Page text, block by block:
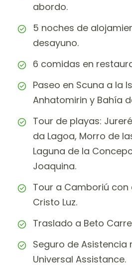
abordo.
5 noches de
desayuno.
6 comidas en
Paseo en Scuna a la
Anhatomirin y Bahía
Tour de playas:
da Lagoa, Morro de
Laguna de la
Joaquina.
Tour a Camboriú con
Cristo Luz.
Traslado a Beto
Seguro de Asistencia
Universal Assistance.